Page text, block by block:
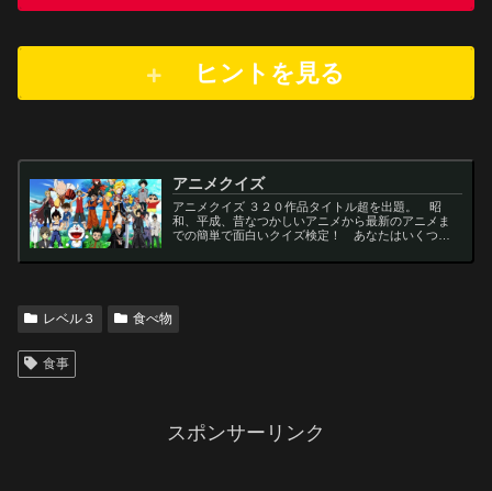
ヒントを 見る
アニメクイズ
アニメクイズ ３２０作品タイトル超を出題。 昭
和、平成、昔なつかしいアニメから最新のアニメま
での簡単で面白いクイズ検定！ あなたはいくつわ
ど一問一答から3択・4択問題までの小学生の簡単問
レベル３ 食べ物
食事
スポンサーリンク